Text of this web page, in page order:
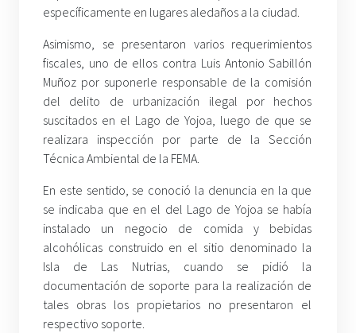
específicamente en lugares aledaños a la ciudad.
Asimismo, se presentaron varios requerimientos
fiscales, uno de ellos contra Luis Antonio Sabillón
Muñoz por suponerle responsable de la comisión
del delito de urbanización ilegal por hechos
suscitados en el Lago de Yojoa, luego de que se
realizara inspección por parte de la Sección
Técnica Ambiental de la FEMA.
En este sentido, se conoció la denuncia en la que
se indicaba que en el del Lago de Yojoa se había
instalado un negocio de comida y bebidas
alcohólicas construido en el sitio denominado la
Isla de Las Nutrias, cuando se pidió la
documentación de soporte para la realización de
tales obras los propietarios no presentaron el
respectivo soporte.